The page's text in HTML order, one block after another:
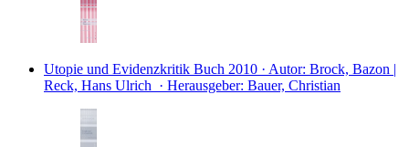
Utopie und Evidenzkritik Buch 2010 · Autor: Brock, Bazon |
Reck, Hans Ulrich · Herausgeber: Bauer, Christian